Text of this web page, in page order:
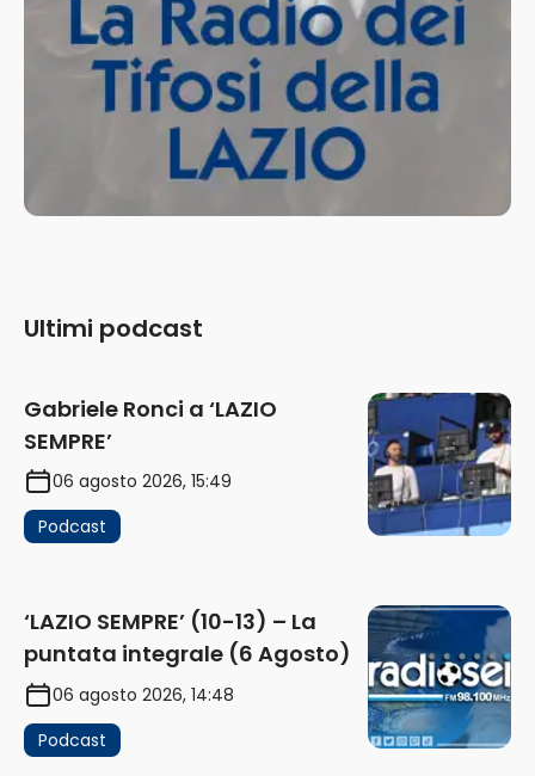
Ultimi podcast
Gabriele Ronci a ‘LAZIO
SEMPRE’
06 agosto 2026, 15:49
Podcast
‘LAZIO SEMPRE’ (10-13) – La
puntata integrale (6 Agosto)
06 agosto 2026, 14:48
Podcast